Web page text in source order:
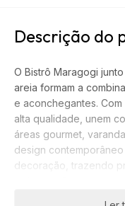
Descrição do
O Bistrô Maragogi
areia formam a
e aconchegantes.
alta qualidade, unem
áreas gourmet,
design
decoração, trazendo